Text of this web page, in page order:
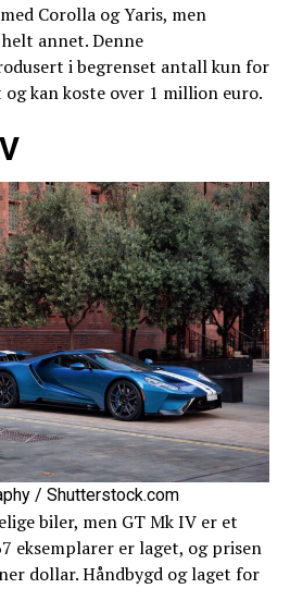
Corolla og Yaris, men
annet. Denne
i begrenset antall kun for
kan koste over 1 million euro.
/ Shutterstock.com
biler, men GT Mk IV er et
eksemplarer er laget, og prisen
dollar. Håndbygd og laget for